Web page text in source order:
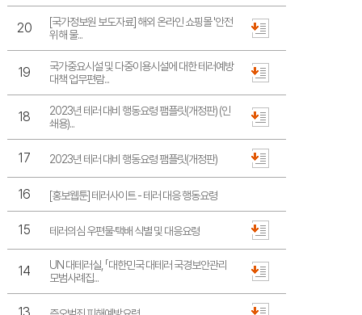
20
[국가정보원 보도자료] 해외 온라인 쇼핑몰 '안전
위해 물...
19
국가중요시설 및 다중이용시설에 대한 테러예방
대책 업무편람...
18
2023년 테러 대비 행동요령 팸플릿(개정판) (인
쇄용)...
17 2023년 테러 대비 행동요령 팸플릿(개정판)
16 [홍보웹툰] 테러사이트 - 테러 대응 행동요령
15 테러의심 우편물·택배 식별 및 대응요령
14
UN 대테러실, 「대한민국 대테러 국경보안관리
모범사례집...